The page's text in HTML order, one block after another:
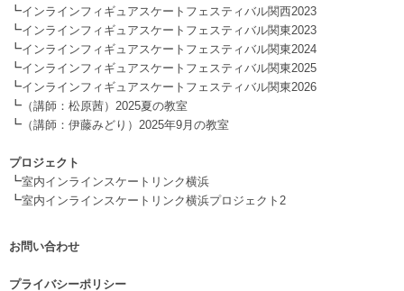
┗インラインフィギュアスケートフェスティバル関西2023
┗インラインフィギュアスケートフェスティバル関東2023
┗インラインフィギュアスケートフェスティバル関東2024
┗インラインフィギュアスケートフェスティバル関東2025
┗インラインフィギュアスケートフェスティバル関東2026
┗ （講師：松原茜）2025夏の教室
┗ （講師：伊藤みどり）2025年9月の教室
プロジェクト
┗室内インラインスケートリンク横浜
┗室内インラインスケートリンク横浜プロジェクト2
お問い合わせ
プライバシーポリシー